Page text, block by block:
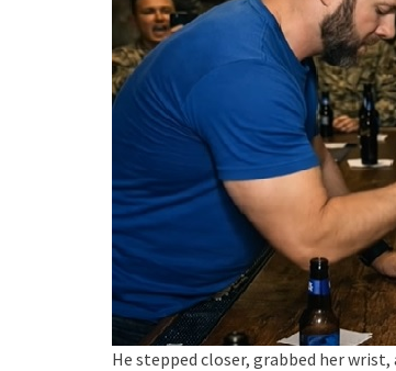
He stepped closer, grabbed her